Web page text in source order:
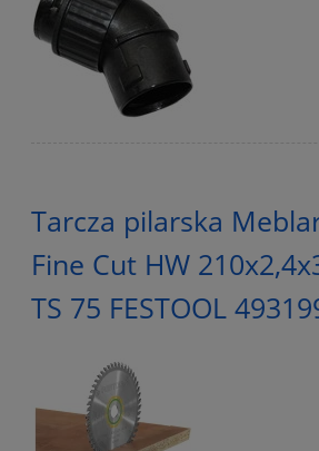
Tarcza pilarska
Fine Cut HW
TS 75 FESTOOL